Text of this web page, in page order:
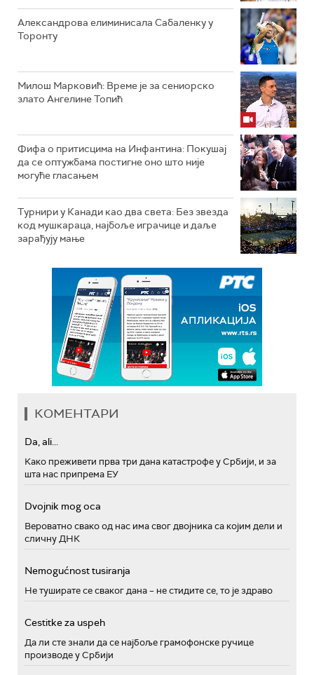
Александрова елиминисала Сабаленку у
Торонту
Милош Марковић: Време је за сениорско
злато Ангелине Топић
Фифа о притисцима на Инфантина: Покушај
да се оптужбама постигне оно што није
могуће гласањем
Турнири у Канади као два света: Без звезда
код мушкараца, најбоље играчице и даље
зарађују мање
КОМЕНТАРИ
Da, ali...
Како преживети прва три дана катастрофе у Србији, и за
шта нас припрема ЕУ
Dvojnik mog oca
Вероватно свако од нас има свог двојника са којим дели и
сличну ДНК
Nemogućnost tusiranja
Не туширате се сваког дана – не стидите се, то је здраво
Cestitke za uspeh
Да ли сте знали да се најбоље грамофонске ручице
производе у Србији